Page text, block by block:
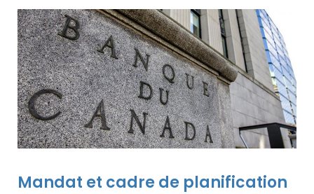
Mandat et cadre de planification